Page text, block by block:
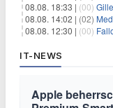
08.08. 18:33 | (00)
08.08. 14:02 | (02)
08.08. 12:30 | (00)
IT-NEWS
Apple